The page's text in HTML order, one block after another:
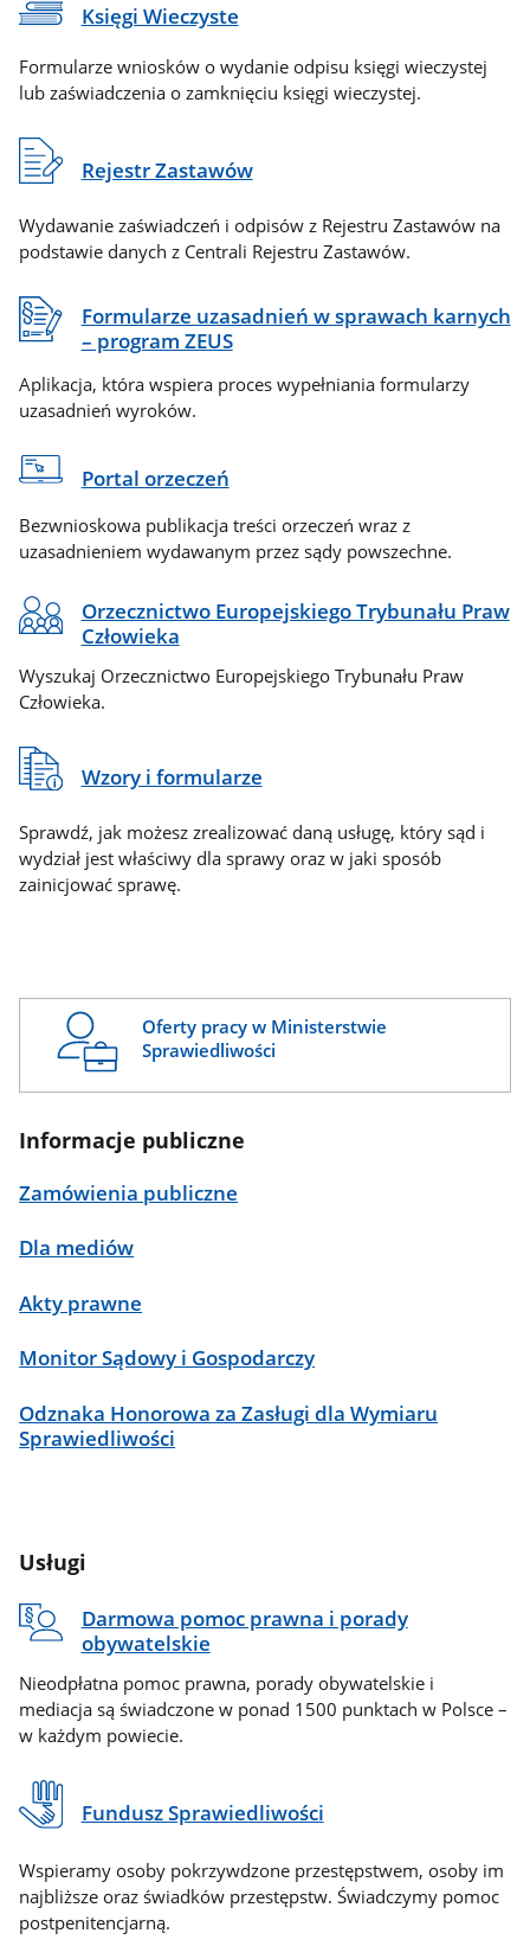
Księgi Wieczyste
Formularze wniosków o wydanie odpisu księgi wieczystej
lub zaświadczenia o zamknięciu księgi wieczystej.
Rejestr Zastawów
Wydawanie zaświadczeń i odpisów z Rejestru Zastawów na
podstawie danych z Centrali Rejestru Zastawów.
Formularze uzasadnień w sprawach karnych
– program ZEUS
Aplikacja, która wspiera proces wypełniania formularzy
uzasadnień wyroków.
Portal orzeczeń
Bezwnioskowa publikacja treści orzeczeń wraz z
uzasadnieniem wydawanym przez sądy powszechne.
Orzecznictwo Europejskiego Trybunału Praw
Człowieka
Wyszukaj Orzecznictwo Europejskiego Trybunału Praw
Człowieka.
Wzory i formularze
Sprawdź, jak możesz zrealizować daną usługę, który sąd i
wydział jest właściwy dla sprawy oraz w jaki sposób
zainicjować sprawę.
Oferty pracy w Ministerstwie
Sprawiedliwości
Informacje publiczne
Zamówienia publiczne
Dla mediów
Akty prawne
Monitor Sądowy i Gospodarczy
Odznaka Honorowa za Zasługi dla Wymiaru
Sprawiedliwości
Usługi
Darmowa pomoc prawna i porady
obywatelskie
Nieodpłatna pomoc prawna, porady obywatelskie i
mediacja są świadczone w ponad 1500 punktach w Polsce –
w każdym powiecie.
Fundusz Sprawiedliwości
Wspieramy osoby pokrzywdzone przestępstwem, osoby im
najbliższe oraz świadków przestępstw. Świadczymy pomoc
postpenitencjarną.